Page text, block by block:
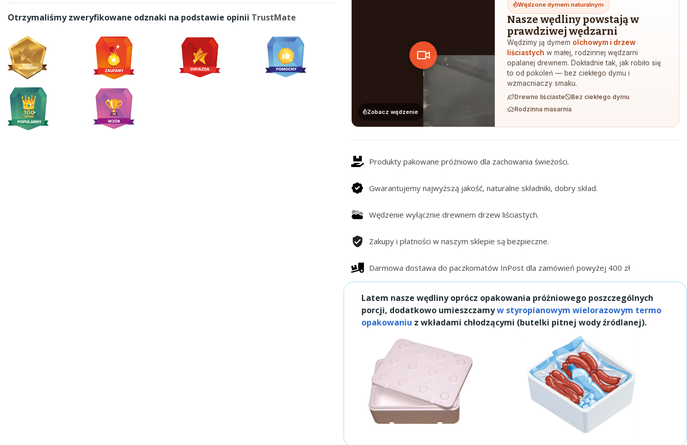
Otrzymaliśmy zweryfikowane odznaki na podstawie opinii TrustMate
Zobacz wędzenie
Wędzone dymem naturalnym
Nasze wędliny powstają w
prawdziwej wędzarni
Wędzimy ją dymem olchowym i drzew
liściastych w małej, rodzinnej wędzarni
opalanej drewnem. Dokładnie tak, jak robiło się
to od pokoleń — bez ciekłego dymu i
wzmacniaczy smaku.
Drewno liściaste
Bez ciekłego dymu
Rodzinna masarnia
Produkty pakowane próżniowo dla zachowania świeżości.
Gwarantujemy najwyższą jakość, naturalne składniki, dobry skład.
Wędzenie wyłącznie drewnem drzew liściastych.
Zakupy i płatności w naszym sklepie są bezpieczne.
Darmowa dostawa do paczkomatów InPost dla zamówień powyżej 400 zł
Latem nasze wędliny oprócz opakowania próżniowego poszczególnych
porcji, dodatkowo umieszczamyw styropianowym wielorazowym termo
opakowaniu z wkładami chłodzącymi (butelki pitnej wody źródlanej).